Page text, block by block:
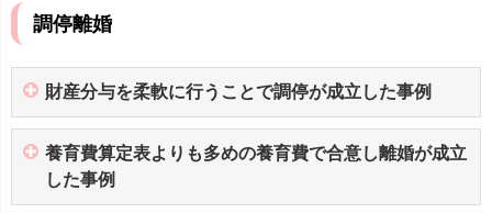
調停離婚
財産分与を柔軟に行うことで調停が成立した事例
養育費算定表よりも多めの養育費で合意し離婚が成立
した事例